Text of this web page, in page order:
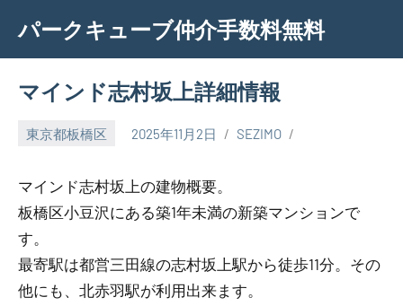
content
パークキューブ仲介手数料無料
マインド志村坂上詳細情報
東京都板橋区 2025年11月2日 SEZIMO
マインド志村坂上の建物概要。
板橋区小豆沢にある築1年未満の新築マンションで
す。
最寄駅は都営三田線の志村坂上駅から徒歩11分。その
他にも、北赤羽駅が利用出来ます。